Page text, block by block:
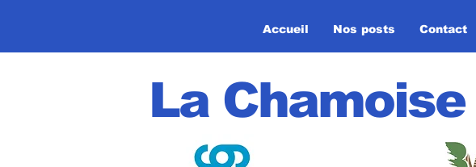
Accueil Nos posts Contact
La